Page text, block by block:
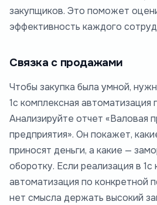
закупщиков. Это поможет
эффективность каждого
Связка с продажами
Чтобы закупка была умной,
1с комплексная автоматизация
Анализируйте отчет «Валовая
предприятия». Он покажет,
приносят деньги, а какие —
оборотку. Если реализация в 1с
автоматизация по конкретной
нет смысла держать высокий